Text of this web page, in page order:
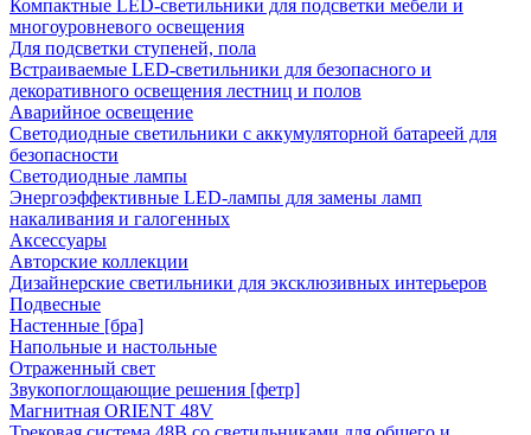
Компактные LED-светильники для подсветки мебели и
многоуровневого освещения
Для подсветки ступеней, пола
Встраиваемые LED-светильники для безопасного и
декоративного освещения лестниц и полов
Аварийное освещение
Светодиодные светильники с аккумуляторной батареей для
безопасности
Светодиодные лампы
Энергоэффективные LED-лампы для замены ламп
накаливания и галогенных
Аксессуары
Авторские коллекции
Дизайнерские светильники для эксклюзивных интерьеров
Подвесные
Настенные [бра]
Напольные и настольные
Отраженный свет
Звукопоглощающие решения [фетр]
Магнитная ORIENT 48V